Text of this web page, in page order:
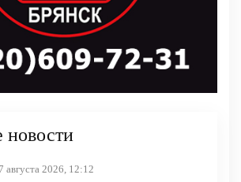
новости
7 августа 2026, 12:12